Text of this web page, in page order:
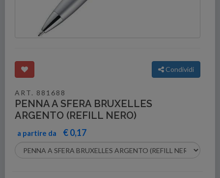
Condividi
ART. 881688
PENNA A SFERA BRUXELLES
ARGENTO (REFILL NERO)
a partire da € 0,17